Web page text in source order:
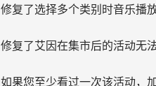
修复了选择多个类别时音乐播
修复了艾因在集市后的活动无
如果您至少看过一次该活动，